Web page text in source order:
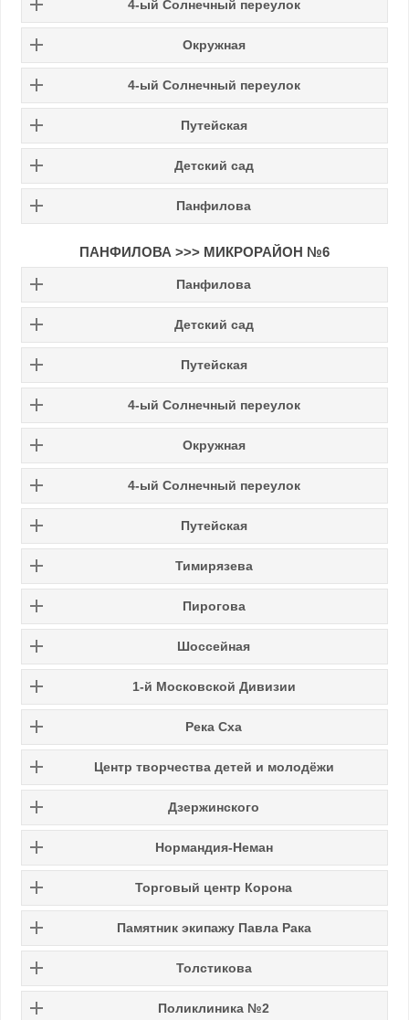
4-ый Солнечный переулок
Окружная
4-ый Солнечный переулок
Путейская
Детский сад
Панфилова
ПАНФИЛОВА >>> МИКРОРАЙОН №6
Панфилова
Детский сад
Путейская
4-ый Солнечный переулок
Окружная
4-ый Солнечный переулок
Путейская
Тимирязева
Пирогова
Шоссейная
1-й Московской Дивизии
Река Сха
Центр творчества детей и молодёжи
Дзержинского
Нормандия-Неман
Торговый центр Корона
Памятник экипажу Павла Рака
Толстикова
Поликлиника №2